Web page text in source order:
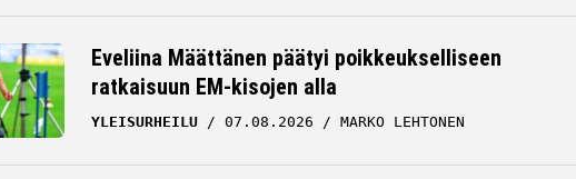
Eveliina Määttänen päätyi poikkeukselliseen
ratkaisuun EM-kisojen alla
YLEISURHEILU 07.08.2026 MARKO LEHTONEN